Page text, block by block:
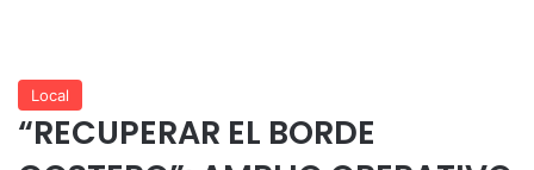
Local
“RECUPERAR EL BORDE